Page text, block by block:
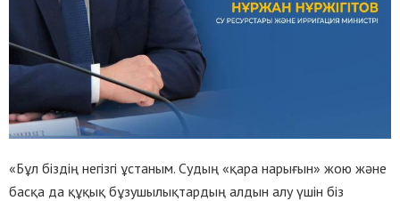
«Бұл біздің негізгі ұстаным. Судың «қара нарығын» жою және
басқа да құқық бұзушылықтардың алдын алу үшін біз